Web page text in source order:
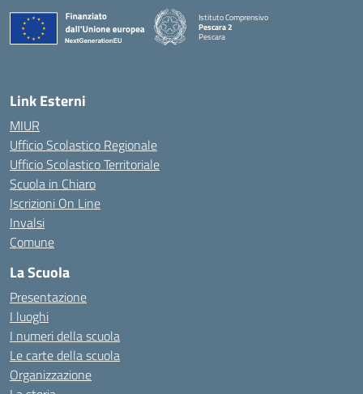
Istituto Comprensivo
Pescara 2
Pescara
Link Esterni
MIUR
Ufficio Scolastico Regionale
Ufficio Scolastico Territoriale
Scuola in Chiaro
Iscrizioni On Line
Invalsi
Comune
La Scuola
Presentazione
I luoghi
I numeri della scuola
Le carte della scuola
Organizzazione